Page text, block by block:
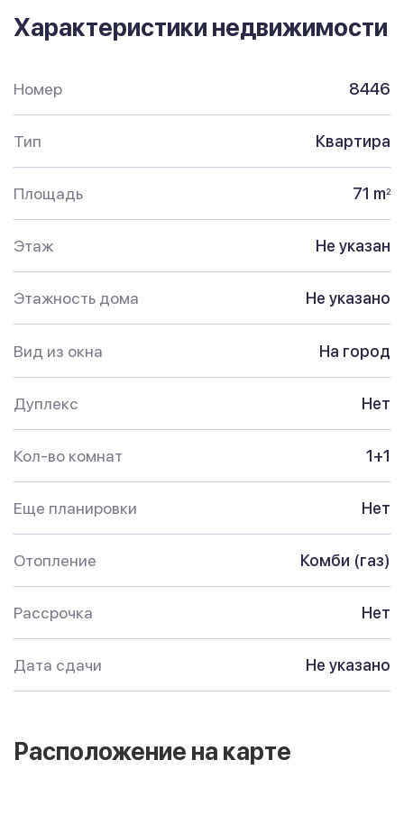
Характеристики недвижимости
Номер 8446
Тип Квартира
Площадь 71 m2
Этаж Не указан
Этажность дома Не указано
Вид из окна На город
Дуплекс Нет
Кол-во комнат 1+1
Еще планировки Нет
Отопление Комби (газ)
Рассрочка Нет
Дата сдачи Не указано
Расположение на карте